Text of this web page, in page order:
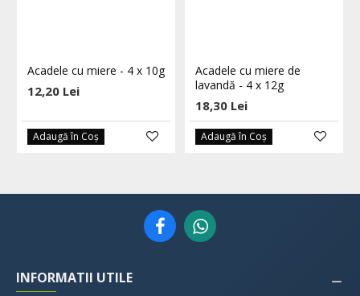
Acadele cu miere - 4 x 10g
12,20 Lei
Adaugă în Coş
Acadele cu miere de
lavandă - 4 x 12g
18,30 Lei
Adaugă în Coş
INFORMATII UTILE